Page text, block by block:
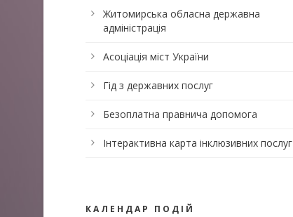
Житомирська обласна державна
адміністрація
Асоціація міст України
Гід з державних послуг
Безоплатна правнича допомога
Інтерактивна карта інклюзивних послуг
КАЛЕНДАР ПОДІЙ